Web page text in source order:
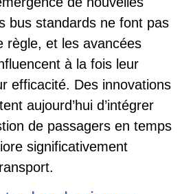
bus standards ne font pas
règle, et les avancées
à la fois leur
efficacité. Des innovations
aujourd’hui d’intégrer
de passagers en temps
significativement